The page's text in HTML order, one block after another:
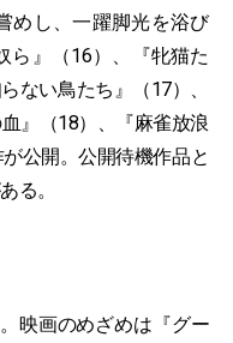
めし、一躍脚光を浴び
ら』（16）、『牝猫た
ない鳥たち』（17）、
』（18）、『麻雀放浪
公開。公開待機作品と
る。
映画のめざめは『グー